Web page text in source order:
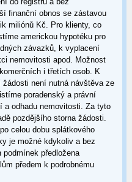
finanční obnos se zástavou
miliónů Kč. Pro klienty, co
americkou hypotéku pro
závazků, k vyplacení
nemovitosti apod. Možnost
i třetích osob. K
není nutná návštěva ze
poradenský a právní
odhadu nemovitosti. Za tyto
pozdějšího storna žádosti.
celou dobu splátkového
je možné kdykoliv a bez
předložena
předem k podrobnému